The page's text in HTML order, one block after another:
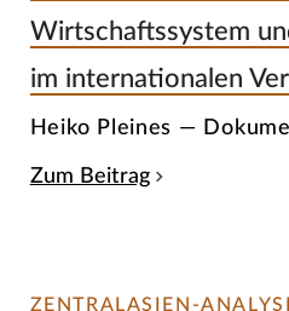
Wirtschaftssystem
im internationalen
Heiko Pleines —
Zum Beitrag
ZENTRALASIEN-